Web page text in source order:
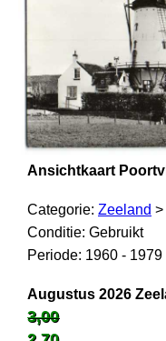
Ansichtkaart
Categorie: Zeeland >
Conditie: Gebruikt
Periode: 1960 - 1979
Augustus 2026
3,00